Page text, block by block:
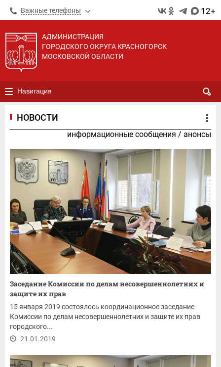
Важные телефоны 12+
АДМИНИСТРАЦИЯ
ГОРОДСКОГО ОКРУГА КРАСНОГОРСК
МОСКОВСКОЙ ОБЛАСТИ
Навигация
НОВОСТИ
информационные сообщения / анонсы
Заседание Комиссии по делам несовершеннолетних и
защите их прав
15 января 2019 состоялось координационное заседание
Комиссии по делам несовершеннолетних и защите их прав
городского...
21.01.2019